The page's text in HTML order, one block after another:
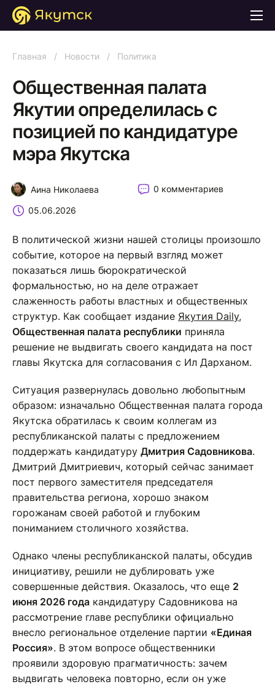
Главная / Новости / Политика
Общественная палата
Якутии определилась с
позицией по кандидатуре
мэра Якутска
Аина Николаева 0 комментариев
05.06.2026
В политической жизни нашей столицы произошло
событие, которое на первый взгляд может
показаться лишь бюрократической
формальностью, но на деле отражает
слаженность работы властных и общественных
структур. Как сообщает издание Якутия Daily,
Общественная палата республики приняла
решение не выдвигать своего кандидата на пост
главы Якутска для согласования с Ил Дарханом.
Ситуация развернулась довольно любопытным
образом: изначально Общественная палата города
Якутска обратилась к своим коллегам из
республиканской палаты с предложением
поддержать кандидатуру Дмитрия Садовникова.
Дмитрий Дмитриевич, который сейчас занимает
пост первого заместителя председателя
правительства региона, хорошо знаком
горожанам своей работой и глубоким
пониманием столичного хозяйства.
Однако члены республиканской палаты, обсудив
инициативу, решили не дублировать уже
совершенные действия. Оказалось, что еще 2
июня 2026 года кандидатуру Садовникова на
рассмотрение главе республики официально
внесло региональное отделение партии «Единая
Россия». В этом вопросе общественники
проявили здоровую прагматичность: зачем
выдвигать человека повторно, если он уже